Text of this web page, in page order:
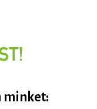
minket: